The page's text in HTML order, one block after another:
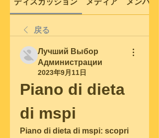
ディスカッション メディア メンバー
戻る
Лучший Выбор
Администрации
2023年9月11日
Piano di dieta
di mspi
Piano di dieta di mspi: scopri